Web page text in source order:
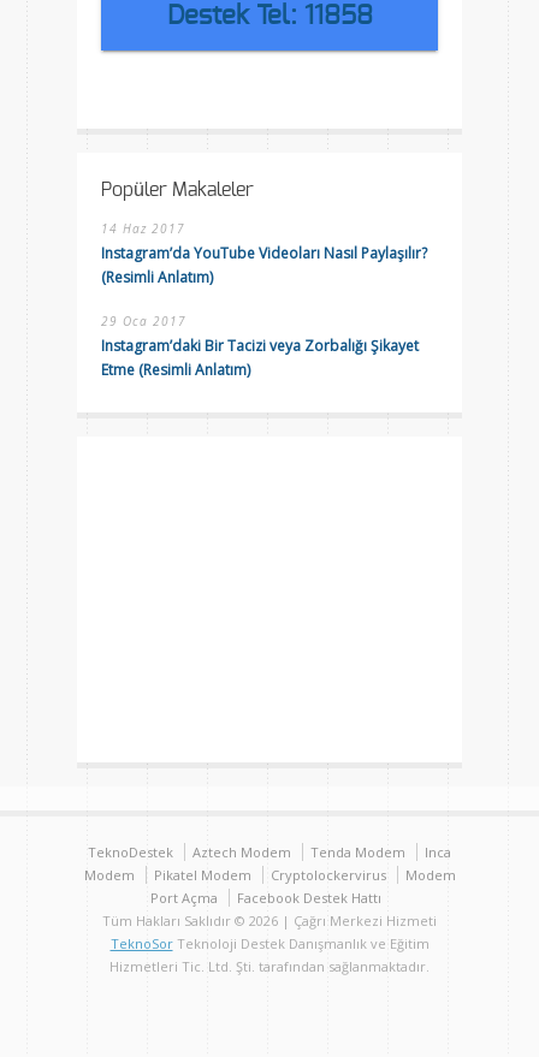
Destek Tel: 11858
Popüler Makaleler
14 Haz 2017
Instagram’da YouTube Videoları Nasıl Paylaşılır?
(Resimli Anlatım)
29 Oca 2017
Instagram’daki Bir Tacizi veya Zorbalığı Şikayet
Etme (Resimli Anlatım)
TeknoDestek Aztech Modem Tenda Modem
Inca
Modem
Pikatel Modem Cryptolockervirus
Modem
Port Açma
Facebook Destek Hattı
Tüm Hakları Saklıdır © 2026 | Çağrı Merkezi Hizmeti
TeknoSorTeknoloji Destek Danışmanlık ve Eğitim
Hizmetleri Tic. Ltd. Şti. tarafından sağlanmaktadır.